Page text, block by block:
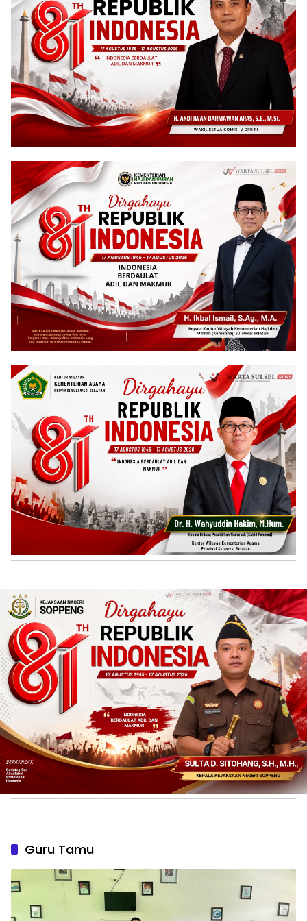
Guru Tamu